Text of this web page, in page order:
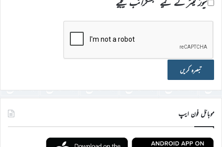
نیوز لیٹر کے لیے سبسکرائب کیجیے
موبائل فون ایپ